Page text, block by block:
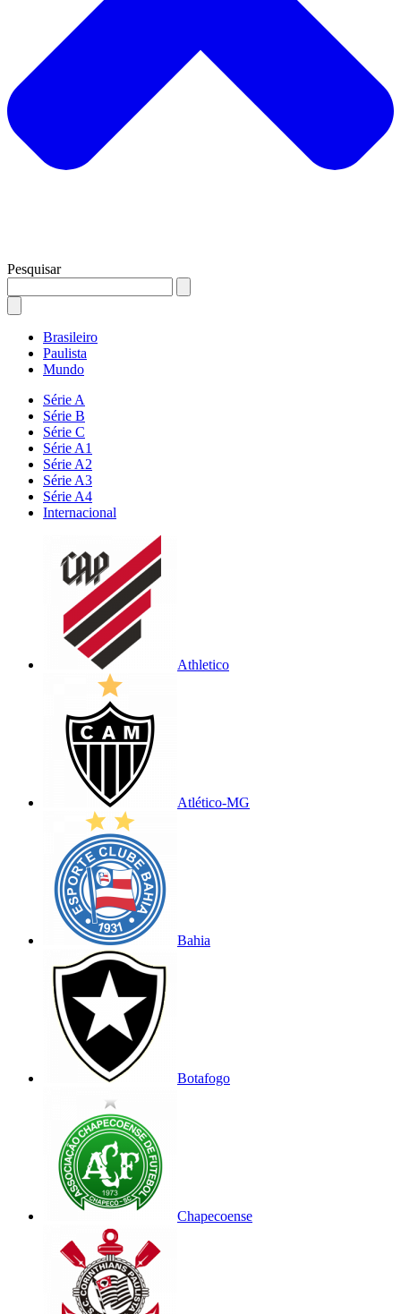
Pesquisar
Brasileiro
Paulista
Mundo
Série A
Série B
Série C
Série A1
Série A2
Série A3
Série A4
Internacional
Athletico
Atlético-MG
Bahia
Botafogo
Chapecoense